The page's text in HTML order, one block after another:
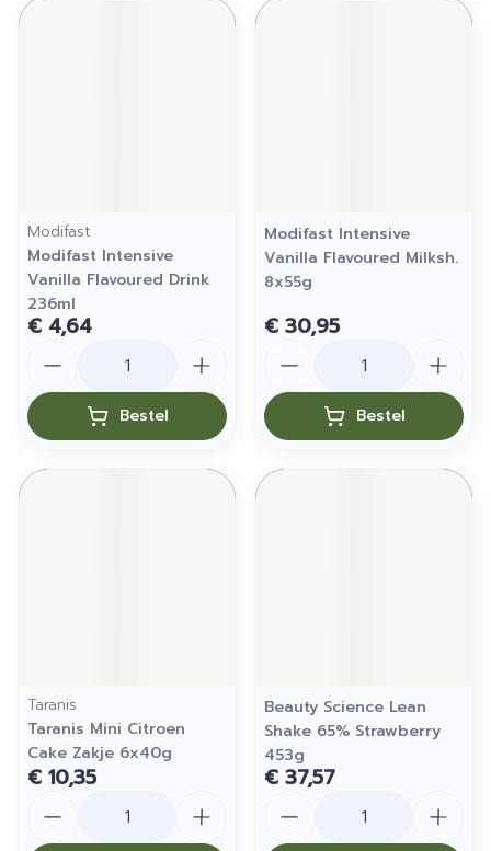
Modifast
Modifast Intensive
Vanilla Flavoured Drink
236ml
€ 4,64
Bestel
Modifast Intensive
Vanilla Flavoured Milksh.
8x55g
€ 30,95
Bestel
Taranis
Taranis Mini Citroen
Cake Zakje 6x40g
€ 10,35
Beauty Science Lean
Shake 65% Strawberry
453g
€ 37,57